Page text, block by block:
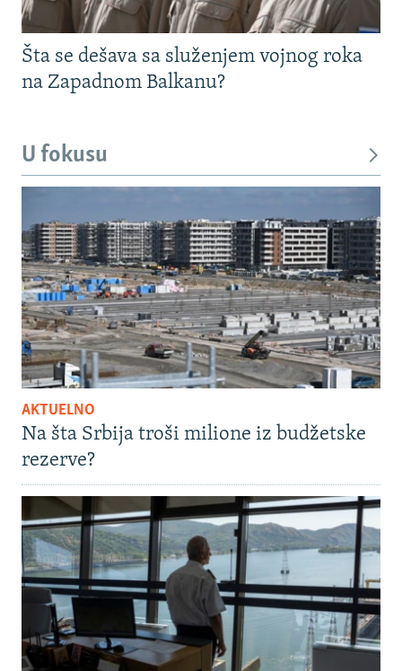
Šta se dešava sa služenjem vojnog roka
na Zapadnom Balkanu?
U fokusu
AKTUELNO
Na šta Srbija troši milione iz budžetske
rezerve?